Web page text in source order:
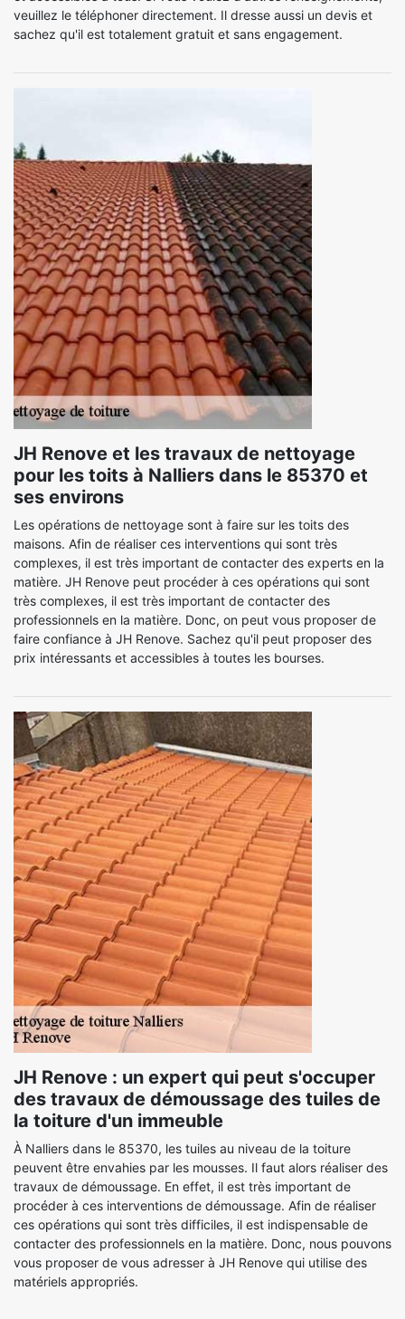
veuillez le téléphoner directement. Il dresse aussi un devis et
sachez qu'il est totalement gratuit et sans engagement.
JH Renove et les travaux de nettoyage
pour les toits à Nalliers dans le 85370 et
ses environs
Les opérations de nettoyage sont à faire sur les toits des
maisons. Afin de réaliser ces interventions qui sont très
complexes, il est très important de contacter des experts en la
matière. JH Renove peut procéder à ces opérations qui sont
très complexes, il est très important de contacter des
professionnels en la matière. Donc, on peut vous proposer de
faire confiance à JH Renove. Sachez qu'il peut proposer des
prix intéressants et accessibles à toutes les bourses.
JH Renove : un expert qui peut s'occuper
des travaux de démoussage des tuiles de
la toiture d'un immeuble
À Nalliers dans le 85370, les tuiles au niveau de la toiture
peuvent être envahies par les mousses. Il faut alors réaliser des
travaux de démoussage. En effet, il est très important de
procéder à ces interventions de démoussage. Afin de réaliser
ces opérations qui sont très difficiles, il est indispensable de
contacter des professionnels en la matière. Donc, nous pouvons
vous proposer de vous adresser à JH Renove qui utilise des
matériels appropriés.